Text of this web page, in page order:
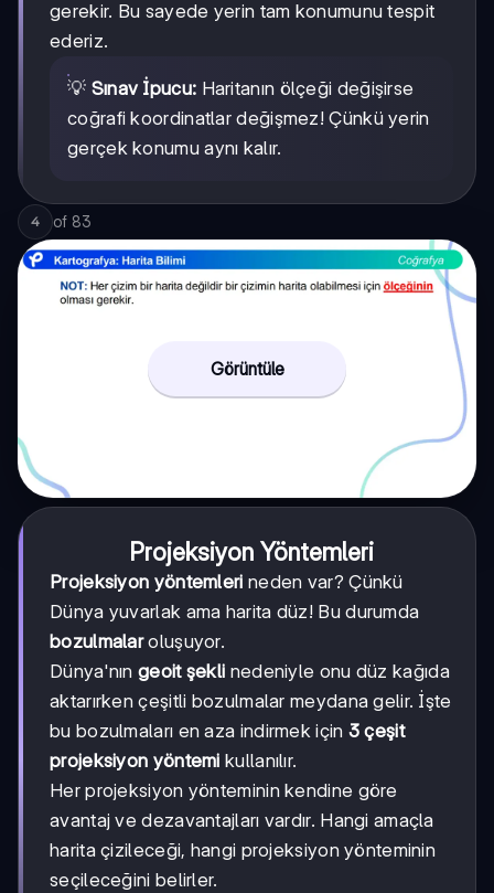
gerekir. Bu sayede yerin tam konumunu tespit
ederiz.
💡 Sınav İpucu: Haritanın ölçeği değişirse
coğrafi koordinatlar değişmez! Çünkü yerin
gerçek konumu aynı kalır.
4 of 83
Görüntüle
Projeksiyon Yöntemleri
Projeksiyon yöntemleri neden var? Çünkü
Dünya yuvarlak ama harita düz! Bu durumda
bozulmalaroluşuyor.
Dünya'nın geoit şekli nedeniyle onu düz kağıda
aktarırken çeşitli bozulmalar meydana gelir. İşte
bu bozulmaları en aza indirmek için 3 çeşit
projeksiyon yöntemi kullanılır.
Her projeksiyon yönteminin kendine göre
avantaj ve dezavantajları vardır. Hangi amaçla
harita çizileceği, hangi projeksiyon yönteminin
seçileceğini belirler.